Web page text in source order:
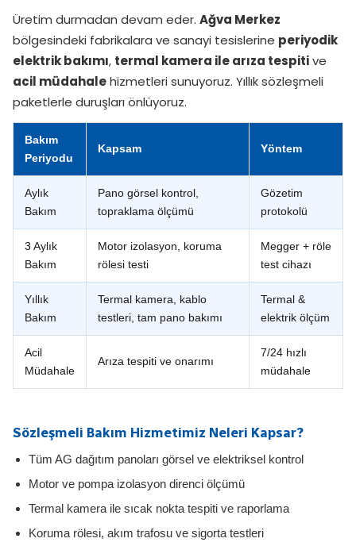
Üretim durmadan devam eder. Ağva Merkez
bölgesindeki fabrikalara ve sanayi tesislerine periyodik
elektrik bakımı, termal kamera ile arıza tespitive
acil müdahalehizmetleri sunuyoruz. Yıllık sözleşmeli
paketlerle duruşları önlüyoruz.
Bakım
Periyodu
Kapsam Yöntem
Aylık
Bakım
Pano görsel kontrol,
topraklama ölçümü
Gözetim
protokolü
3 Aylık
Bakım
Motor izolasyon, koruma
rölesi testi
Megger + röle
test cihazı
Yıllık
Bakım
Termal kamera, kablo
testleri, tam pano bakımı
Termal &
elektrik ölçüm
Acil
Müdahale
Arıza tespiti ve onarımı
7/24 hızlı
müdahale
Sözleşmeli Bakım Hizmetimiz Neleri Kapsar?
Tüm AG dağıtım panoları görsel ve elektriksel kontrol
Motor ve pompa izolasyon direnci ölçümü
Termal kamera ile sıcak nokta tespiti ve raporlama
Koruma rölesi, akım trafosu ve sigorta testleri